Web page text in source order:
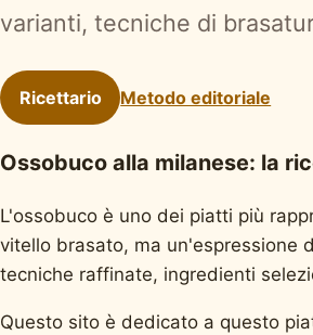
varianti, tecniche di
Ricettario Metodo editoriale
Ossobuco alla milanese: la
L'ossobuco è uno dei piatti più
vitello brasato, ma un'espressione
tecniche raffinate, ingredienti
Questo sito è dedicato a questo